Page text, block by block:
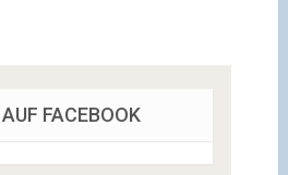
FACEBOOK